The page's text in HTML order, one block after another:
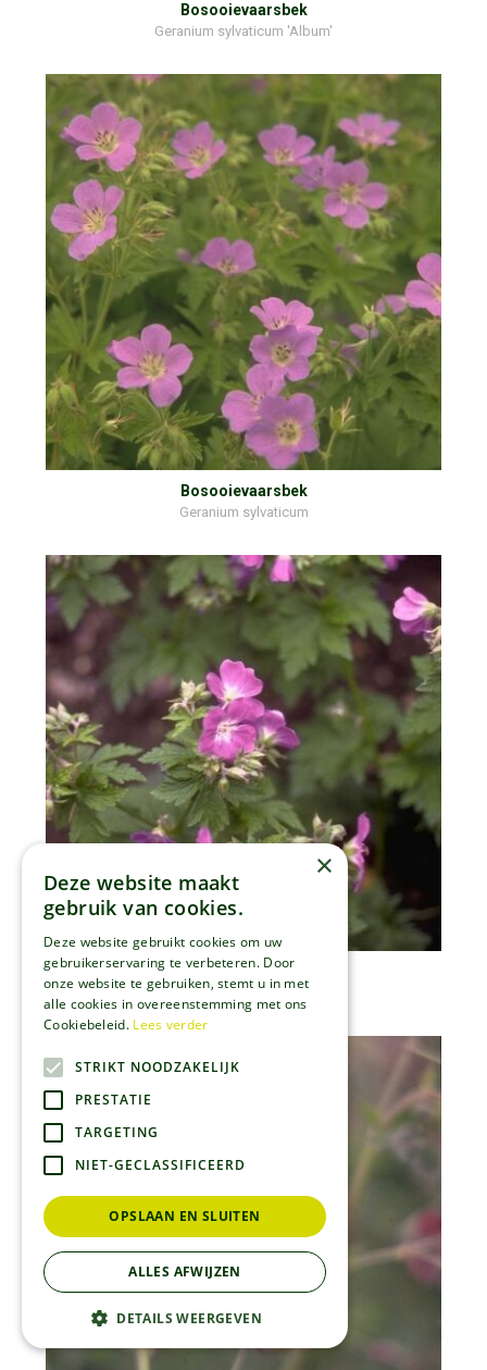
Bosooievaarsbek
Geranium sylvaticum 'Album'
Bosooievaarsbek
Geranium sylvaticum
Bosooievaarsbek
Geranium sylvaticum 'Silva'
×
Deze website maakt
gebruik van cookies.
Deze website gebruikt cookies om uw
gebruikerservaring te verbeteren. Door
onze website te gebruiken, stemt u in met
alle cookies in overeenstemming met ons
Cookiebeleid. Lees verder
STRIKT NOODZAKELIJK
PRESTATIE
TARGETING
NIET-GECLASSIFICEERD
OPSLAAN EN SLUITEN
ALLES AFWIJZEN
DETAILS WEERGEVEN